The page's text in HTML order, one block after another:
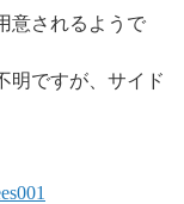
意されるようで
明ですが、サイド